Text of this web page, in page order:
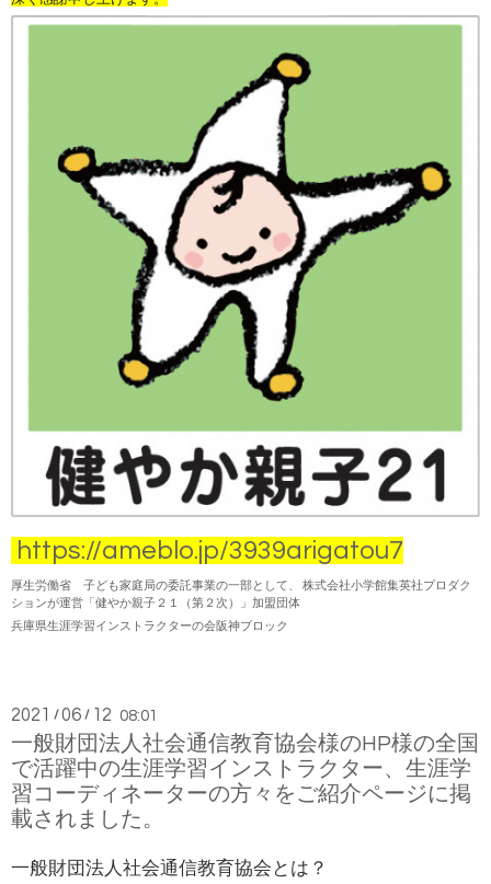
https://ameblo.jp/3939arigatou7
厚生労働省 子ども家庭局の委託事業の一部として、 株式会社小学館集英社プロダク
ションが運営「健やか親子２１（第２次）」加盟団体
兵庫県生涯学習インストラクターの会阪神ブロック
2021 /06 / 12 08:01
一般財団法人社会通信教育協会様のHP様の全国
で活躍中の生涯学習インストラクター、生涯学
習コーディネーターの方々をご紹介ページに掲
載されました。
一般財団法人社会通信教育協会とは？